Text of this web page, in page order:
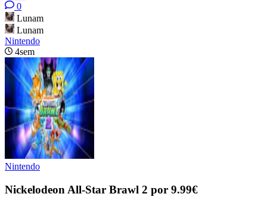
0
Lunam
Lunam
Nintendo
4sem
Nintendo
Nickelodeon All-Star Brawl 2 por 9.99€